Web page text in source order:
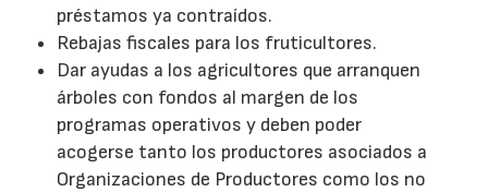
préstamos ya contraídos.
Rebajas fiscales para los fruticultores.
Dar ayudas a los agricultores que arranquen
árboles con fondos al margen de los
programas operativos y deben poder
acogerse tanto los productores asociados a
Organizaciones de Productores como los no